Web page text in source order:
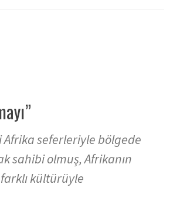
Afrika seferleriyle bölgede
sahibi olmuş, Afrikanın
kültürüyle